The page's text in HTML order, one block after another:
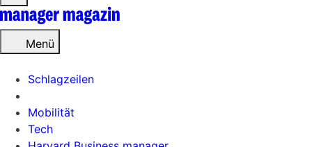
öffnen
Menü
Schlagzeilen
Mobilität
Tech